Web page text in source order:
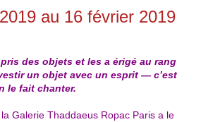
au 16 février 2019
des objets et les a érigé au rang
un objet avec un esprit — c’est
le fait chanter.
, la Galerie Thaddaeus Ropac Paris a le